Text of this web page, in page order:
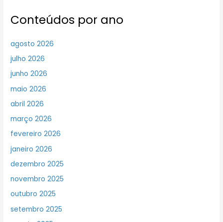
Conteúdos por ano
agosto 2026
julho 2026
junho 2026
maio 2026
abril 2026
março 2026
fevereiro 2026
janeiro 2026
dezembro 2025
novembro 2025
outubro 2025
setembro 2025